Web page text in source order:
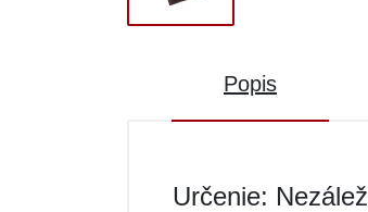
Popis
Určenie: